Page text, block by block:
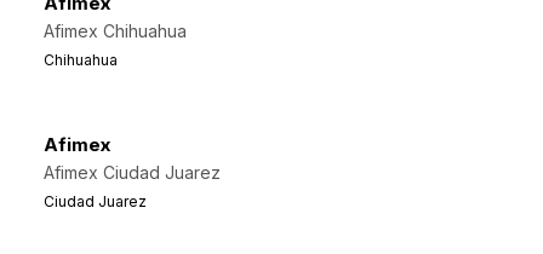
Afimex Chihuahua
Chihuahua
Afimex
Afimex Ciudad Juarez
Ciudad Juarez